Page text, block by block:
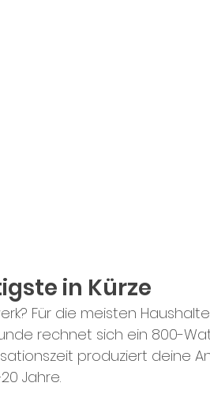
in Kürze
Für die meisten
rechnet sich ein 800-
produziert deine
Jahre.